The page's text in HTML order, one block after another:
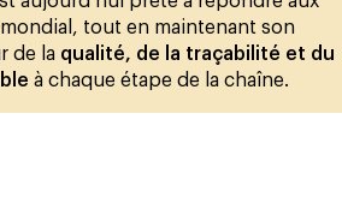
tout en maintenant son
de la qualité, de la traçabilité et du
à chaque étape de la chaîne.